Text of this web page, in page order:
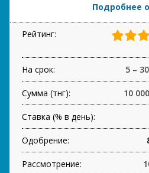
Подробнее
Рейтинг:
На срок: 5 –
Сумма (тнг): 10
Ставка (% в день):
Одобрение:
Рассмотрение: